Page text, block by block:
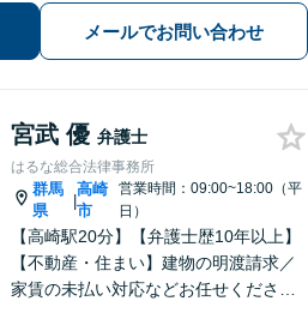
験・ノウハウを活かして共同して取り
組んでいきます。
メールでお問い合わせ
宮武 優 弁護士
はるな総合法律事務所
群馬
県
|
高崎
市
営業時間：09:00~18:00（平
日）
【高崎駅20分】【弁護士歴10年以上】
【不動産・住まい】建物の明渡請求／
家賃の未払い対応などお任せくださ